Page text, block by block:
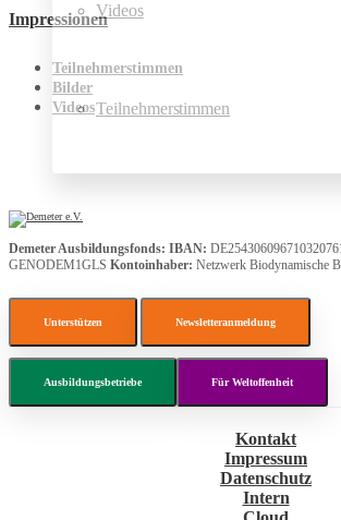
Videos
Teilnehmerstimmen
Impressionen
Teilnehmerstimmen
Bilder
Videos
Demeter Ausbildungsfonds: IBAN:
GENODEM1GLS Kontoinhaber: Netzwerk Biodynamische
Unterstützen Newsletteranmeldung
Ausbildungsbetriebe Für Weltoffenheit
Kontakt
Impressum
Datenschutz
Intern